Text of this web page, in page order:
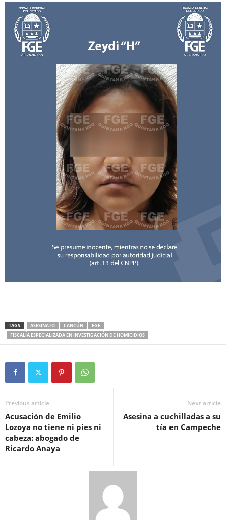
TAGS ASESINATO CANCÚN
FGE
FISCALÍA ESPECIALIZADA EN INVESTIGACIÓN DE HOMICIDIOS
Previous article
Acusación de Emilio
Lozoya no tiene ni pies ni
cabeza: abogado de
Ricardo Anaya
Next article
Asesina a cuchilladas a su
tía en Campeche